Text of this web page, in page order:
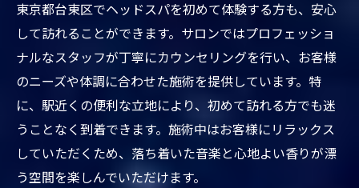
ックスタイム
駅からすぐのアクセス良好なサロン
贅沢で快適な空間づくり
五感を刺激するリラクゼーション
心地よく流れる時間を演出
プロの施術で至福の時間
訪れるたびに心癒される場所
東京都台東区でヘッドスパを初めて体験する方も、安心
して訪れることができます。サロンではプロフェッショ
ナルなスタッフが丁寧にカウンセリングを行い、お客様
のニーズや体調に合わせた施術を提供しています。特
に、駅近くの便利な立地により、初めて訪れる方でも迷
うことなく到着できます。施術中はお客様にリラックス
していただくため、落ち着いた音楽と心地よい香りが漂
う空間を楽しんでいただけます。